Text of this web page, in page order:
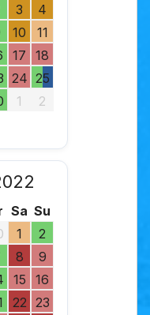
3
4
10
11
17
18
24 25
1 2
Sa Su
1
2
8
9
15
16
22 23